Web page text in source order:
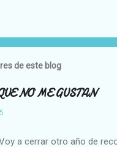
de este blog
NO ME GUSTAN
a cerrar otro año de